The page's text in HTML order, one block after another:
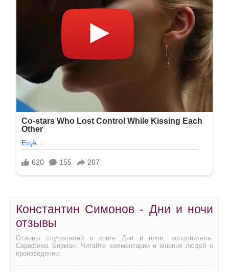
Константин Симонов - Дни и ночи
отзывы
Отзывы слушателей о книге Дни и ночи, исполнитель:
Серафима Бирман. Читайте комментарии и мнения людей о
произведении.